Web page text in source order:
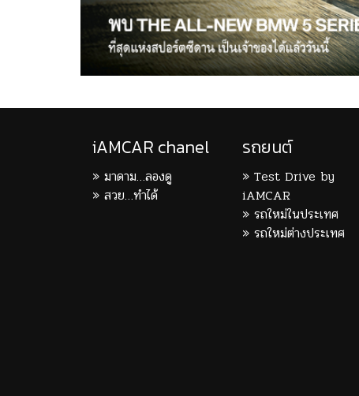
iAMCAR chanel
มาดาม…ลองดู
สวย…ทำได้
รถยนต์
Test Drive by
iAMCAR
รถใหม่ในประเทศ
รถใหม่ต่างประเทศ